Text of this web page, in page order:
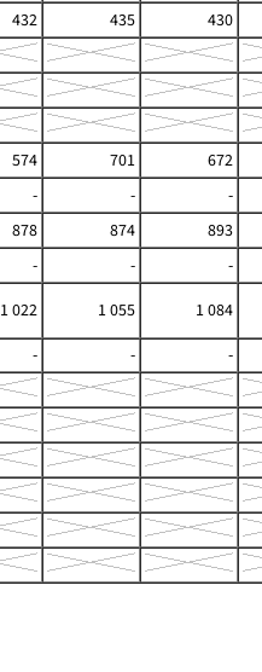
432 435 430
574 701 672
- - -
878 874 893
- - -
1 022 1 055 1 084
- - -